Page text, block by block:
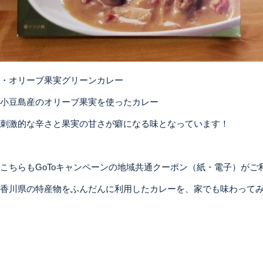
・オリーブ果実グリーンカレー
小豆島産のオリーブ果実を使ったカレー
刺激的な辛さと果実の甘さが癖になる味となっています！
こちらもGoToキャンペーンの地域共通クーポン（紙・電子）がご
香川県の特産物をふんだんに利用したカレーを、家でも味わって